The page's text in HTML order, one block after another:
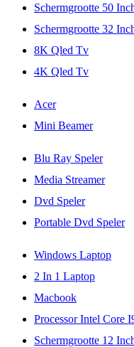
Schermgrootte 50
Schermgrootte 32
8K Qled Tv
4K Qled Tv
Acer
Mini Beamer
Blu Ray Speler
Media Streamer
Dvd Speler
Portable Dvd Speler
Windows Laptop
2 In 1 Laptop
Macbook
Processor Intel Core
Schermgrootte 12